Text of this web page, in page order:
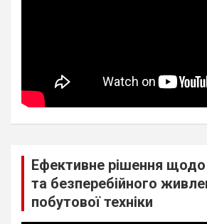
Ефективне рішення щодо
та безперебійного
побутової техніки